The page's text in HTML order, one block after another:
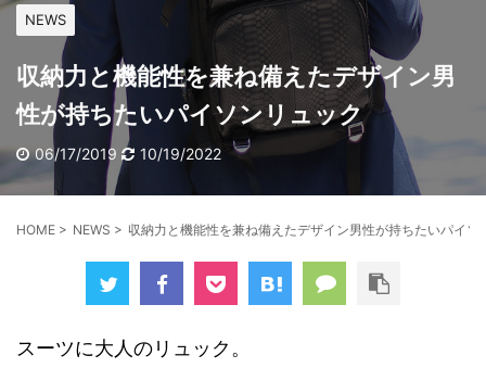
NEWS
収納力と機能性を兼ね備えたデザイン男
性が持ちたいパイソンリュック
06/17/2019 10/19/2022
HOME > NEWS > 収納力と機能性を兼ね備えたデザイン男性が持ちたいパイソ
スーツに大人のリュック。